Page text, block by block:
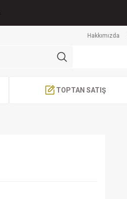
Hakkımızda
TOPTAN SATIŞ